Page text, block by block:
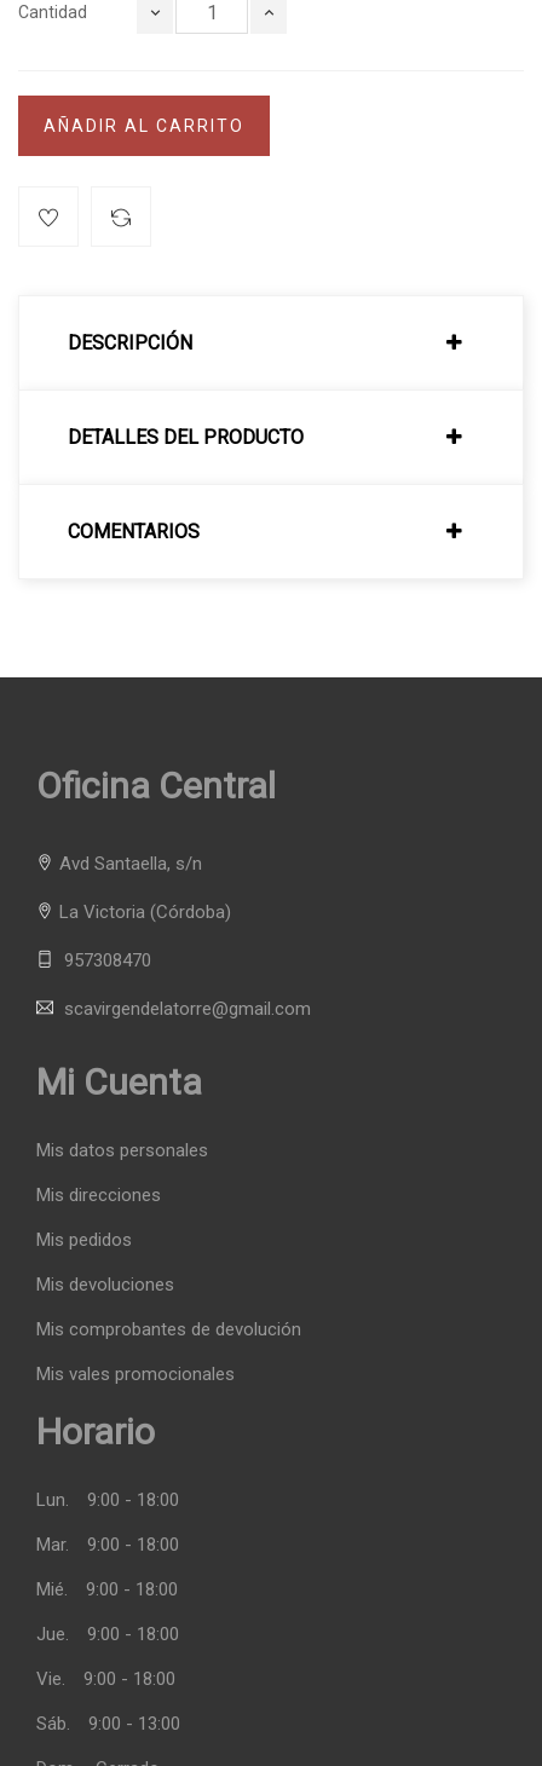
Cantidad
AÑADIR AL CARRITO
DESCRIPCIÓN
DETALLES DEL PRODUCTO
COMENTARIOS
Oficina Central
Avd Santaella, s/n
La Victoria (Córdoba)
957308470
scavirgendelatorre@gmail.com
Mi Cuenta
Mis datos personales
Mis direcciones
Mis pedidos
Mis devoluciones
Mis comprobantes de devolución
Mis vales promocionales
Horario
Lun. 9:00 - 18:00
Mar. 9:00 - 18:00
Mié. 9:00 - 18:00
Jue. 9:00 - 18:00
Vie. 9:00 - 18:00
Sáb. 9:00 - 13:00